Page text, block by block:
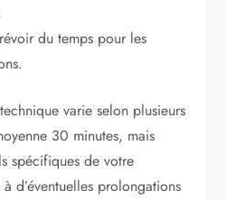
du temps pour les
varie selon plusieurs
30 minutes, mais
spécifiques de votre
d’éventuelles prolongations